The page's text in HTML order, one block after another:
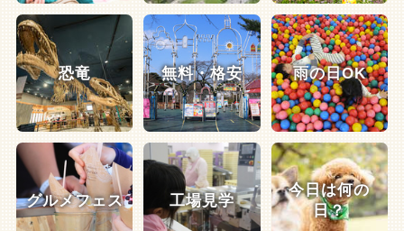
恐竜 無料・格安 雨の日OK
グルメフェス 工場見学
今日は何の
日？